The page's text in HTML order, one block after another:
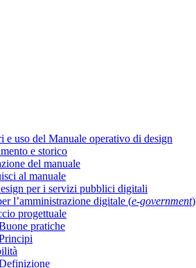
e uso del Manuale operativo di design
e storico
del manuale
al manuale
per i servizi pubblici digitali
l’amministrazione digitale (e-government)
progettuale
pratiche